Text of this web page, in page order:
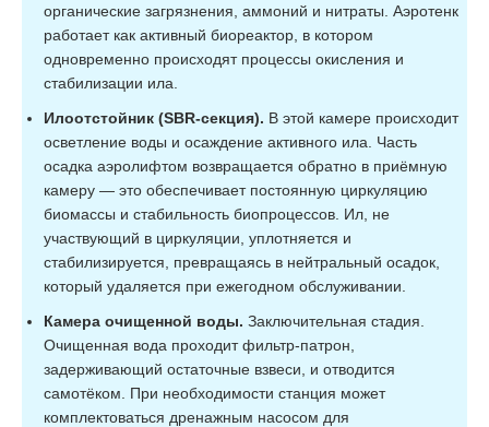
Midi
13-15 3
Zörde Rein 15
13-15 3
Zörde Rein 20
Zörde Rein 20
Midi
18-20 4
Zörde Rein 20
Long
18-20
органические загрязнения, аммоний и нитраты. Аэротенк
работает как активный биореактор, в котором
одновременно происходят процессы окисления и
стабилизации ила.
Илоотстойник (SBR-секция). В этой камере происходит
осветление воды и осаждение активного ила. Часть
осадка аэролифтом возвращается обратно в приёмную
камеру — это обеспечивает постоянную циркуляцию
биомассы и стабильность биопроцессов. Ил, не
участвующий в циркуляции, уплотняется и
стабилизируется, превращаясь в нейтральный осадок,
который удаляется при ежегодном обслуживании.
Камера очищенной воды. Заключительная стадия.
Очищенная вода проходит фильтр-патрон,
задерживающий остаточные взвеси, и отводится
самотёком. При необходимости станция может
комплектоваться дренажным насосом для